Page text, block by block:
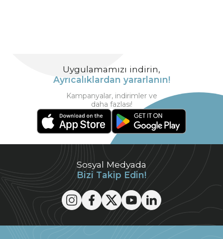
Sosyal Medyada
Bizi Takip Edin!
Uygulamamızı indirin,
Ayrıcalıklardan yararlanın!
Kampanyalar, indirimler ve
daha fazlası!